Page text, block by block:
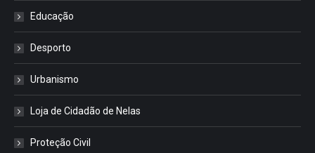
Educação
Desporto
Urbanismo
Loja de Cidadão de Nelas
Proteção Civil